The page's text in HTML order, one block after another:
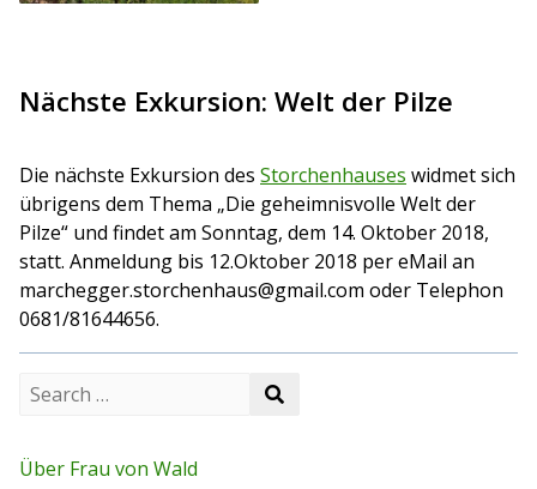
Nächste Exkursion: Welt der Pilze
Die nächste Exkursion des Storchenhauses widmet sich
übrigens dem Thema „Die geheimnisvolle Welt der
Pilze“ und findet am Sonntag, dem 14. Oktober 2018,
statt. Anmeldung bis 12.Oktober 2018 per eMail an
marchegger.storchenhaus@gmail.com oder Telephon
0681/81644656.
c
Über Frau von Wald